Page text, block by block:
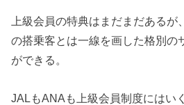
上級会員の特典はまだまだある
の搭乗客とは一線を画した格別の
ができる。
JALもANAも上級会員制度にはい